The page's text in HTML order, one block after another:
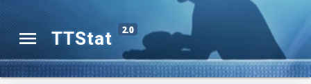
TTStat 2.0